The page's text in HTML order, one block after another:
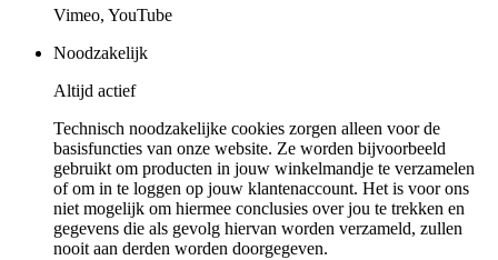
Vimeo, YouTube
Noodzakelijk
Altijd actief
Technisch noodzakelijke cookies zorgen alleen voor de
basisfuncties van onze website. Ze worden bijvoorbeeld
gebruikt om producten in jouw winkelmandje te verzamelen
of om in te loggen op jouw klantenaccount. Het is voor ons
niet mogelijk om hiermee conclusies over jou te trekken en
gegevens die als gevolg hiervan worden verzameld, zullen
nooit aan derden worden doorgegeven.